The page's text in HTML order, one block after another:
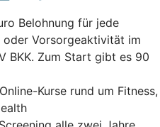
Belohnung für jede
oder Vorsorgeaktivität im
BKK. Zum Start gibt es 90
Kurse rund um Fitness,